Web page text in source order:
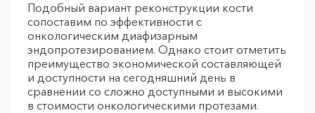
Подобный вариант реконструкции кости
сопоставим по эффективности с
онкологическим диафизарным
эндопротезированием. Однако стоит отметить
преимущество экономической составляющей
и доступности на сегодняшний день в
сравнении со сложно доступными и высокими
в стоимости онкологическими протезами.